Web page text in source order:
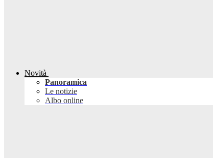
Novità
Panoramica
Le notizie
Albo online